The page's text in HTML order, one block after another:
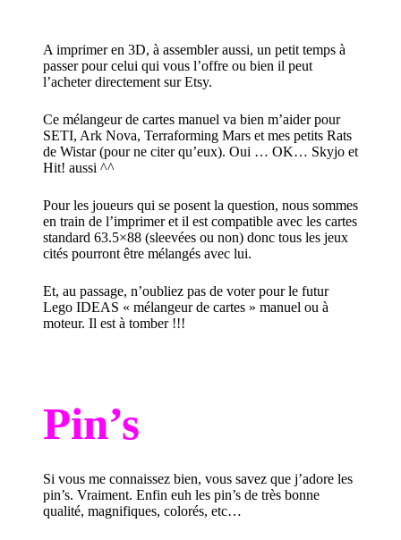
A imprimer en 3D, à assembler aussi, un petit temps à
passer pour celui qui vous l’offre ou bien il peut
l’acheter directement sur Etsy.
Ce mélangeur de cartes manuel va bien m’aider pour
SETI, Ark Nova, Terraforming Mars et mes petits Rats
de Wistar (pour ne citer qu’eux). Oui … OK… Skyjo et
Hit! aussi ^^
Pour les joueurs qui se posent la question, nous sommes
en train de l’imprimer et il est compatible avec les cartes
standard 63.5×88 (sleevées ou non) donc tous les jeux
cités pourront être mélangés avec lui.
Et, au passage, n’oubliez pas de voter pour le futur
Lego IDEAS « mélangeur de cartes » manuel ou à
moteur. Il est à tomber !!!
Pin’s
Si vous me connaissez bien, vous savez que j’adore les
pin’s. Vraiment. Enfin euh les pin’s de très bonne
qualité, magnifiques, colorés, etc…